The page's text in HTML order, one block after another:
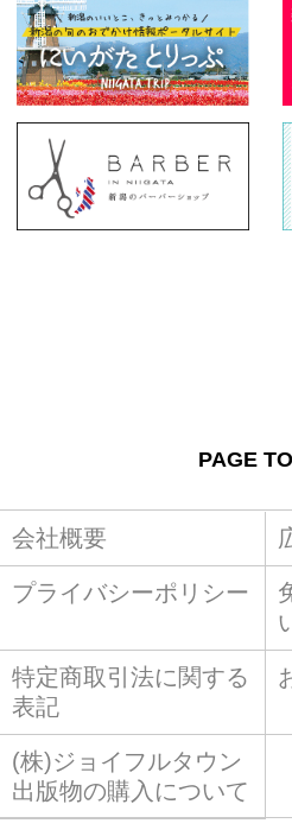
PAGE
会社概要
プライバシーポリシー
特定商取引法に関する
表記
(株)ジョイフルタウン
出版物の購入について